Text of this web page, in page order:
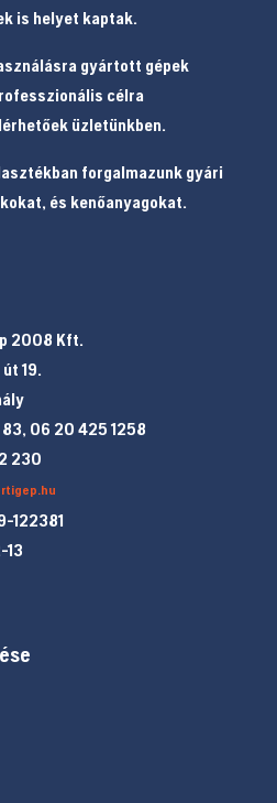
is helyet kaptak.
gyártott gépek
célra
üzletünkben.
forgalmazunk gyári
és kenőanyagokat.
2008 Kft.
19.
06 20 425 1258
230
122381
13